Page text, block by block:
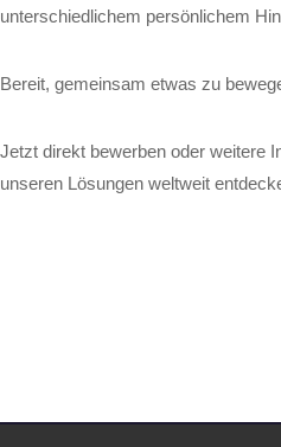
unterschiedlichem persönlichem
Bereit, gemeinsam etwas zu
Jetzt direkt bewerben oder weitere
unseren Lösungen weltweit